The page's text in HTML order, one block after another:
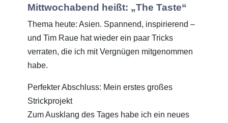
Mittwochabend heißt: „The Taste“
Thema heute: Asien. Spannend, inspirierend –
und Tim Raue hat wieder ein paar Tricks
verraten, die ich mit Vergnügen mitgenommen
habe.
Perfekter Abschluss: Mein erstes großes
Strickprojekt
Zum Ausklang des Tages habe ich ein neues